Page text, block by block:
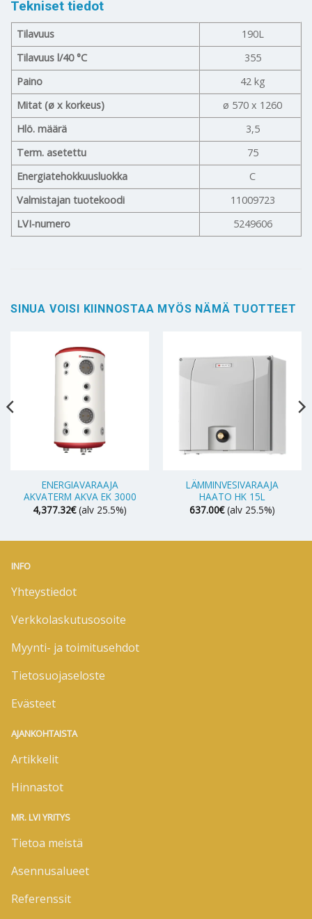
Tekniset tiedot
Tilavuus
190L
Tilavuus l/40 °C
355
Paino
42 kg
Mitat (ø x korkeus)
ø 570 x 1260
Hlö. määrä
3,5
Term. asetettu
75
Energiatehokkuusluokka
C
Valmistajan tuotekoodi
11009723
LVI-numero
5249606
SINUA VOISI KIINNOSTAA MYÖS NÄMÄ TUOTTEET
ENERGIAVARAAJA
AKVATERM AKVA EK 3000
4,377.32€ (alv 25.5%)
LÄMMINVESIVARAAJA
HAATO HK 15L
637.00€ (alv 25.5%)
INFO
Yhteystiedot
Verkkolaskutusosoite
Myynti- ja toimitusehdot
Tietosuojaseloste
Evästeet
AJANKOHTAISTA
Artikkelit
Hinnastot
MR. LVI YRITYS
Tietoa meistä
Asennusalueet
Referenssit